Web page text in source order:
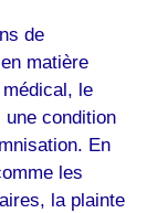
de
matière
médical, le
une condition
En
les
la plainte